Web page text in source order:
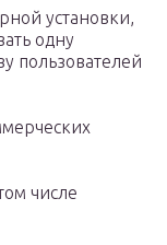
установки,
одну
пользователей
числе